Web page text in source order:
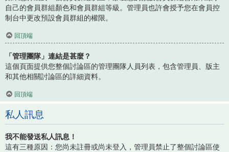
自己的會員群組顏色和會員群組等級。管理員也許會授予您在會員控
制台中更改預設會員群組的權限。
回頂端
「管理團隊」連結是甚麼？
這個頁面提供您整個討論區的管理團隊人員列表，包含管理員、版主
和其他相關討論區的詳細資料。
回頂端
私人訊息
我不能發送私人訊息！
這有三種原因：您尚未註冊或尚未登入，管理員禁止了整個討論區使